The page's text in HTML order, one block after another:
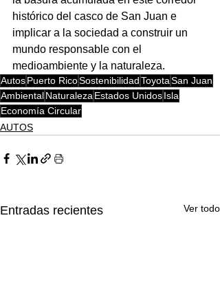
histórico del casco de San Juan e
implicar a la sociedad a construir un
mundo responsable con el
medioambiente y la naturaleza.
AutosPuerto RicoSostenibilidadToyotaSan Juan
AmbientalNaturalezaEstados UnidosIsla
Economía Circular
AUTOS
Entradas recientes Ver todo